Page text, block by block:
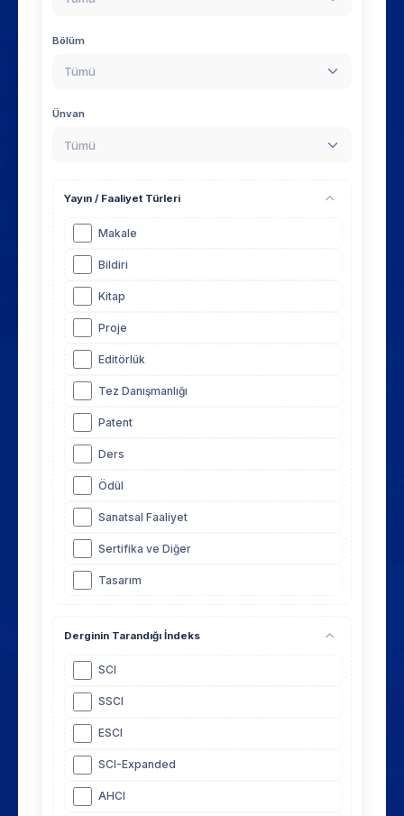
Bölüm
Tümü
Ünvan
Tümü
Yayın / Faaliyet Türleri
Makale
Bildiri
Kitap
Proje
Editörlük
Tez Danışmanlığı
Patent
Ders
Ödül
Sanatsal Faaliyet
Sertifika ve Diğer
Tasarım
Derginin Tarandığı İndeks
SCI
SSCI
ESCI
SCI-Expanded
AHCI